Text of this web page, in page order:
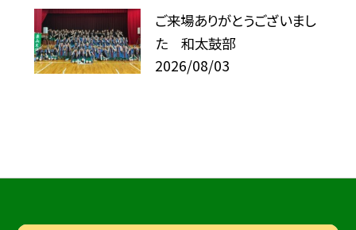
ご来場ありがとうございまし
た 和太鼓部
2026/08/03